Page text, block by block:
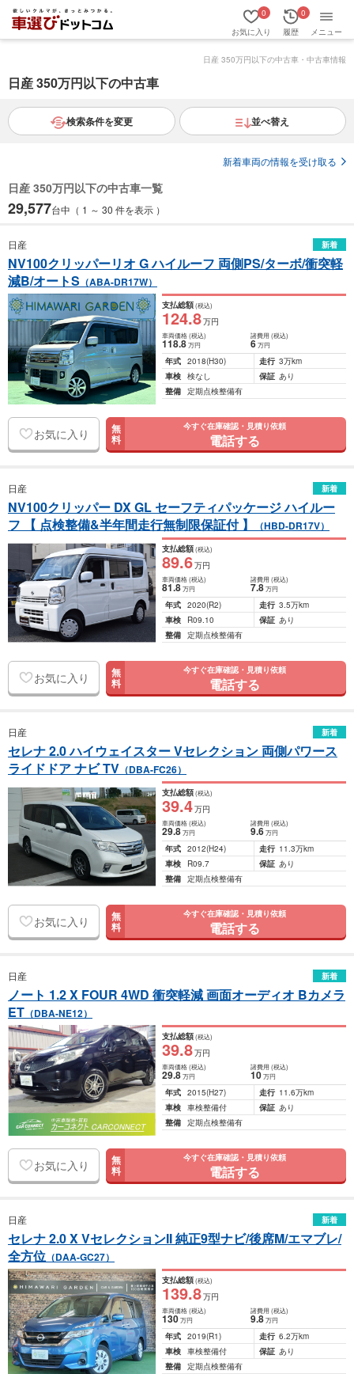
お気に入り
0
履歴
0
メニュー
日産 350万円以下の中古車・中古車情報
日産 350万円以下の中古車
検索条件を変更 並べ替え
新着車両の情報を受け取る
日産 350万円以下の中古車一覧
29,577台中（ 1 ～ 30 件を表示 ）
日産 新着
NV100クリッパーリオ G ハイルーフ 両側PS/ターボ/衝突軽
減B/オートS （ABA-DR17W）
支払総額(税込)
124.8万円
車両価格(税込)
118.8万円
諸費用 (税込)
6 万円
年式 2018(H30) 走行 3万km
車検 検なし 保証 あり
整備 定期点検整備有
お気に入り 無
料
今すぐ在庫確認・見積り依頼
電話する
日産 新着
NV100クリッパー DX GL セーフティパッケージ ハイルー
フ 【 点検整備&半年間走行無制限保証付 】
（HBD-DR17V）
支払総額(税込)
89.6万円
車両価格(税込)
81.8万円
諸費用 (税込)
7.8 万円
年式 2020(R2) 走行 3.5万km
車検
R09.10 保証 あり
整備 定期点検整備有
お気に入り 無
料
今すぐ在庫確認・見積り依頼
電話する
日産 新着
セレナ 2.0 ハイウェイスター Vセレクション 両側パワース
ライドドア ナビ TV （DBA-FC26）
支払総額(税込)
39.4万円
車両価格(税込)
29.8万円
諸費用 (税込)
9.6 万円
年式 2012(H24) 走行 11.3万km
車検
R09.7 保証 あり
整備 定期点検整備有
お気に入り 無
料
今すぐ在庫確認・見積り依頼
電話する
日産 新着
ノート 1.2 X FOUR 4WD 衝突軽減 画面オーディオ Bカメラ
ET （DBA-NE12）
支払総額(税込)
39.8万円
車両価格(税込)
29.8万円
諸費用 (税込)
10 万円
年式 2015(H27) 走行 11.6万km
車検 車検整備付 保証 あり
整備 定期点検整備有
お気に入り 無
料
今すぐ在庫確認・見積り依頼
電話する
日産 新着
セレナ 2.0 X VセレクションII 純正9型ナビ/後席M/エマブレ/
全方位 （DAA-GC27）
支払総額(税込)
139.8万円
車両価格(税込)
130万円
諸費用 (税込)
9.8 万円
年式 2019(R1) 走行 6.2万km
車検 車検整備付 保証 あり
整備 定期点検整備有